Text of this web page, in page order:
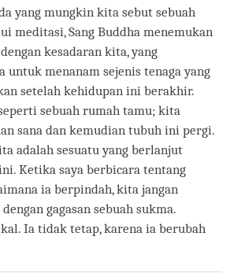
yang mungkin kita sebut sebuah
meditasi, Sang Buddha menemukan
kesadaran kita, yang
menanam sejenis tenaga yang
setelah kehidupan ini berakhir.
sebuah rumah tamu; kita
sana dan kemudian tubuh ini pergi.
adalah sesuatu yang berlanjut
Ketika saya berbicara tentang
ia berpindah, kita jangan
gagasan sebuah sukma.
Ia tidak tetap, karena ia berubah